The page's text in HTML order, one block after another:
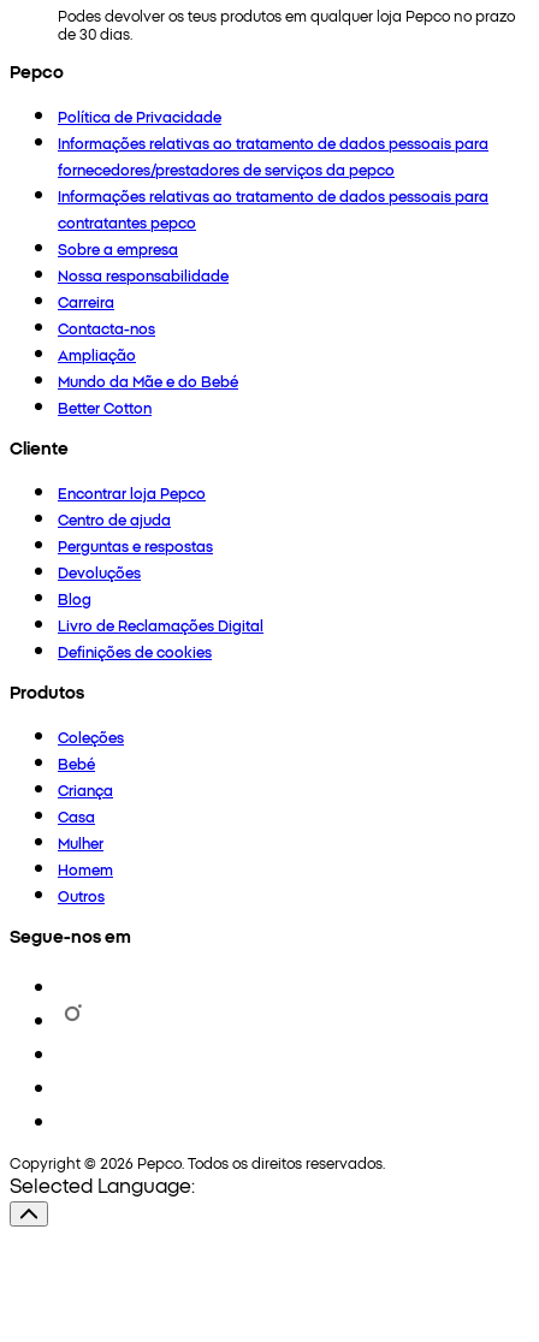
Podes devolver os teus produtos em qualquer loja Pepco no prazo
de 30 dias.
Pepco
Política de Privacidade
Informações relativas ao tratamento de dados pessoais para
fornecedores/prestadores de serviços da pepco
Informações relativas ao tratamento de dados pessoais para
contratantes pepco
Sobre a empresa
Nossa responsabilidade
Carreira
Contacta-nos
Ampliação
Mundo da Mãe e do Bebé
Better Cotton
Cliente
Encontrar loja Pepco
Centro de ajuda
Perguntas e respostas
Devoluções
Blog
Livro de Reclamações Digital
Definições de cookies
Produtos
Coleções
Bebé
Criança
Casa
Mulher
Homem
Outros
Segue-nos em
Copyright © 2026 Pepco. Todos os direitos reservados.
Selected Language: